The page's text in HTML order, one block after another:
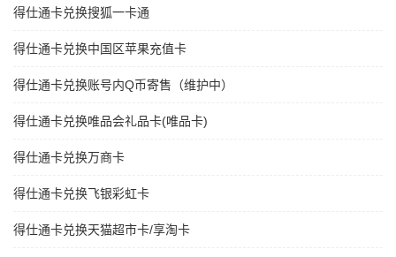
得仕通卡兑换搜狐一卡通
得仕通卡兑换中国区苹果充值卡
得仕通卡兑换账号内Q币寄售（维护中）
得仕通卡兑换唯品会礼品卡(唯品卡)
得仕通卡兑换万商卡
得仕通卡兑换飞银彩虹卡
得仕通卡兑换天猫超市卡/享淘卡